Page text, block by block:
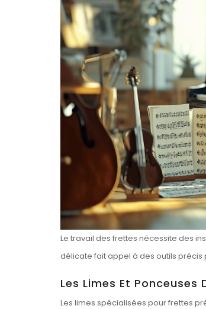
Le travail des frettes nécessite des
délicate fait appel à des outils précis
Les Limes Et Ponceuses
Les limes spécialisées pour frettes